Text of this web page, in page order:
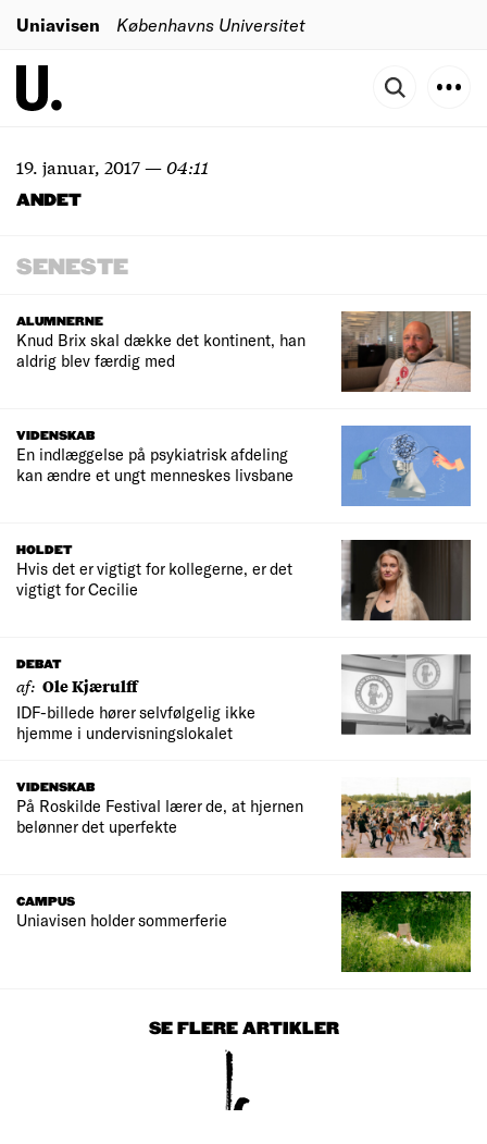
Uniavisen Københavns Universitet
19. januar, 2017—04:11
ANDET
SENESTE
ALUMNERNE
Knud Brix skal dække det kontinent, han
aldrig blev færdig med
VIDENSKAB
En indlæggelse på psykiatrisk afdeling
kan ændre et ungt menneskes livsbane
HOLDET
Hvis det er vigtigt for kollegerne, er det
vigtigt for Cecilie
DEBAT
af: Ole Kjærulff
IDF-billede hører selvfølgelig ikke
hjemme i undervisningslokalet
VIDENSKAB
På Roskilde Festival lærer de, at hjernen
belønner det uperfekte
CAMPUS
Uniavisen holder sommerferie
SE FLERE ARTIKLER